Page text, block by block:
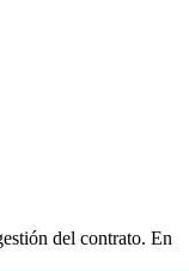
del contrato. En